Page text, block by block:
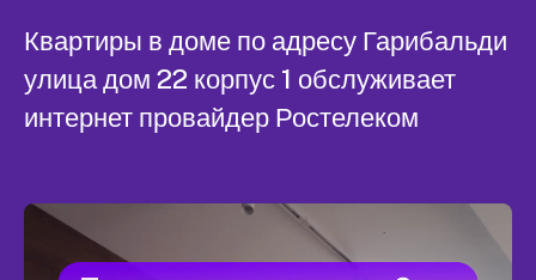
Квартиры в доме по адресу Гарибальди
улица дом 22 корпус 1 обслуживает
интернет провайдер Ростелеком